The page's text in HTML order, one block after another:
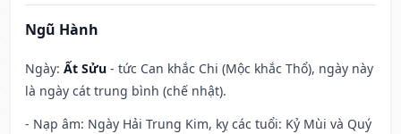
Ngũ Hành
Ngày: Ất Sửu - tức Can khắc Chi (Mộc khắc Thổ), ngày này
là ngày cát trung bình (chế nhật).
- Nạp âm: Ngày Hải Trung Kim, kỵ các tuổi: Kỷ Mùi và Quý